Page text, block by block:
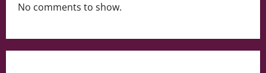
No comments to show.